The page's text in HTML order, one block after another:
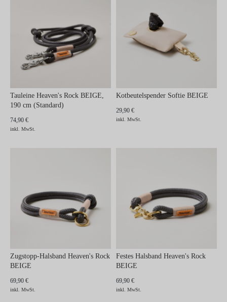
Tauleine Heaven's Rock BEIGE,
190 cm (Standard)
74,90 €
inkl. MwSt.
Kotbeutelspender Softie BEIGE
29,90 €
inkl. MwSt.
Zugstopp-Halsband Heaven's Rock
BEIGE
69,90 €
inkl. MwSt.
Festes Halsband Heaven's Rock
BEIGE
69,90 €
inkl. MwSt.